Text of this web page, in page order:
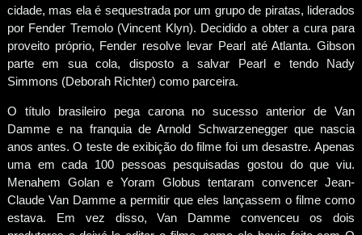
cidade, mas ela é sequestrada por um grupo de piratas, liderados
por Fender Tremolo (Vincent Klyn). Decidido a obter a cura para
proveito próprio, Fender resolve levar Pearl até Atlanta. Gibson
parte em sua cola, disposto a salvar Pearl e tendo Nady
Simmons (Deborah Richter) como parceira.
O título brasileiro pega carona no sucesso anterior de Van
Damme e na franquia de Arnold Schwarzenegger que nascia
anos antes. O teste de exibição do filme foi um desastre. Apenas
uma em cada 100 pessoas pesquisadas gostou do que viu.
Menahem Golan e Yoram Globus tentaram convencer Jean-
Claude Van Damme a permitir que eles lançassem o filme como
estava. Em vez disso, Van Damme convenceu os dois